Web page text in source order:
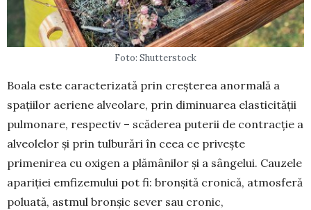
Foto: Shutterstock
Boala este caracterizată prin creșterea anormală a
spațiilor aeriene alveolare, prin diminuarea elasti­cității
pulmonare, respectiv – scăderea puterii de contracție a
alveolelor și prin tulburări în ceea ce privește
primenirea cu oxigen a plămânilor și a sângelui. Cauzele
apariției emfizemului pot fi: bron­șită cronică, atmosferă
poluată, astmul bronșic sever sau cronic,